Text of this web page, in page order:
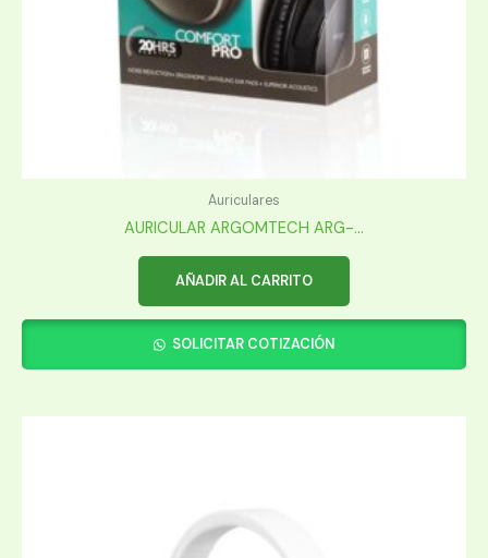
Auriculares
AURICULAR ARGOMTECH ARG-...
AÑADIR AL CARRITO
SOLICITAR COTIZACIÓN